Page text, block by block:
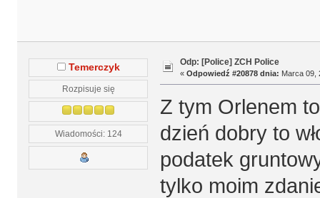
Temerczyk
Rozpisuje się
Wiadomości: 124
Odp: [Police] ZCH Police
« Odpowiedź #20878 dnia: Marca 09,
Z tym Orlenem
dzień dobry to
podatek
tylko moim